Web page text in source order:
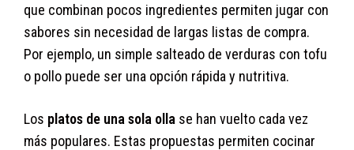
que combinan pocos ingredientes permiten jugar con
sabores sin necesidad de largas listas de compra.
Por ejemplo, un simple salteado de verduras con tofu
o pollo puede ser una opción rápida y nutritiva.
Los platos de una sola olla se han vuelto cada vez
más populares. Estas propuestas permiten cocinar